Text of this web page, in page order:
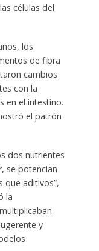
células del
los
de fibra
cambios
con la
en el intestino.
el patrón
dos nutrientes
se potencian
que aditivos”,
la
y